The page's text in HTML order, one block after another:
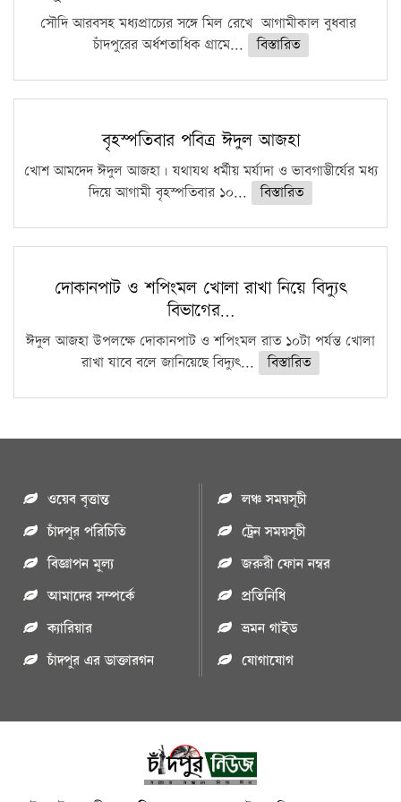
সৌদি আরবসহ মধ্যপ্রাচ্যের সঙ্গে মিল রেখে আগামীকাল বুধবার
চাঁদপুরের অর্ধশতাধিক গ্রামে...
বিস্তারিত
বৃহস্পতিবার পবিত্র ঈদুল আজহা
খোশ আমদেদ ঈদুল আজহা। যথাযথ ধর্মীয় মর্যাদা ও ভাবগাম্ভীর্যের মধ্য
দিয়ে আগামী বৃহস্পতিবার ১০...
বিস্তারিত
দোকানপাট ও শপিংমল খোলা রাখা নিয়ে বিদ্যুৎ
বিভাগের…
ঈদুল আজহা উপলক্ষে দোকানপাট ও শপিংমল রাত ১০টা পর্যন্ত খোলা
রাখা যাবে বলে জানিয়েছে বিদ্যুৎ...
বিস্তারিত
ওয়েব বৃত্তান্ত
চাঁদপুর পরিচিতি
বিজ্ঞাপন মুল্য
আমাদের সম্পর্কে
ক্যারিয়ার
চাঁদপুর এর ডাক্তারগন
লঞ্চ সময়সূচী
ট্রেন সময়সূচী
জরুরী ফোন নম্বর
প্রতিনিধি
ভ্রমন গাইড
যোগাযোগ